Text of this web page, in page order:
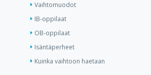
Vaihtomuodot
IB-oppilaat
OB-oppilaat
Isäntäperheet
Kuinka vaihtoon haetaan